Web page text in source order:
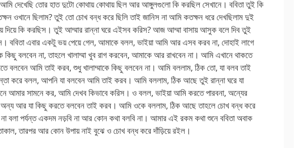
দেখেছি তোর হাত দুটো কোথায় কোথায় ছিল আর আঙ্গুলগুলো কি করছিল সেখানে। ববিতা তুই কি
ওখানে ছিলাম? তুই তো চোখ বন্ধ করে ছিলি তাই জানিস না আমি কতক্ষন ধরে দেখছিলাম দুই
দিয়ে কি করছিস। তুই আম্মার রান্না ঘরে এইসব করিস? আজ আম্মা বাসায় আসুক বলে দিব তুই
ববিতা এবার একটু ভয় পেয়ে গেল, আমাকে বলল, ভাইয়া আমি আর এসব করব না, দোহাই লাগে
কিছু বলবেন না, তাহলে খালাম্মা খুব রাগ করবেন, আমাকে আর রাখবেন না। আমি এখানে থাকতে
বলবেন আমি তাই করব, শুধু খালাম্মাকে কিছু বলবেন না। আমি বললাম, ঠিক তো, যা বলব তাই
করে বলল, আপনি যা বলবেন আমি তাই করব। আমি বললাম, ঠিক আছে তুই রান্না ঘরে যা
আমার সামনে কর, আমি দেখব কিভাবে করিস। ও বলল, ভাইয়া আমি করতে পারবনা, অন্যের
অন্য আর যা কিছু করতে বলবেন তাই করব। আমি ওকে বললাম, ঠিক আছে তাহলে চোখ বন্ধ করে
না বলা পর্যন্ত একদম নড়বি না আর কোন কথা বলবি না। আমার এই রকম কথা শুনে ববিতা অবাক
তারপর আর কোন উপায় নাই বুঝে ও চোখ বন্ধ করে দাঁড়িয়ে রইল।